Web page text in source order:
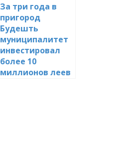
За три года в
пригород
Будешть
муниципалитет
инвестировал
более 10
миллионов леев